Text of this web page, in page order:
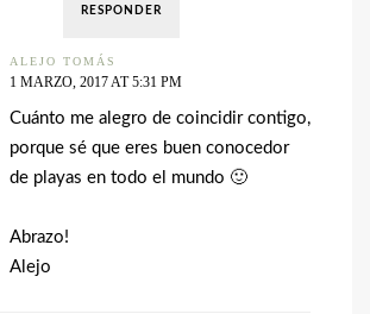
RESPONDER
ALEJO TOMÁS
1 MARZO, 2017 AT 5:31 PM
Cuánto me alegro de coincidir contigo,
porque sé que eres buen conocedor
de playas en todo el mundo 🙂
Abrazo!
Alejo